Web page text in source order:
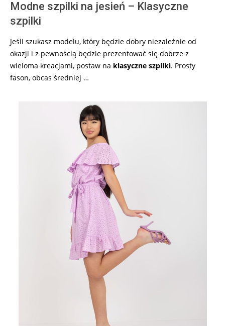
Modne szpilki na jesień – Klasyczne
szpilki
Jeśli szukasz modelu, który będzie dobry niezależnie od
okazji i z pewnością będzie prezentować się dobrze z
wieloma kreacjami, postaw na klasyczne szpilki. Prosty
fason, obcas średniej …